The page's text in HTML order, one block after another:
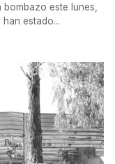
bombazo este lunes,
estado...